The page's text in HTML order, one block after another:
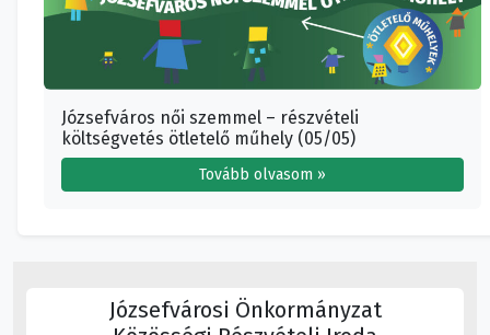
Józsefváros női szemmel – részvételi
költségvetés ötletelő műhely (05/05)
Tovább olvasom »
Józsefvárosi Önkormányzat